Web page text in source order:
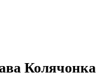
Колячонка